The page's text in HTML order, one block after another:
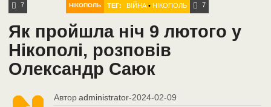
7 НІКОПОЛЬ ТЕГ: ВІЙНА •НІКОПОЛЬ 7
Як пройшла ніч 9 лютого у
Нікополі, розповів
Олександр Саюк
Автор administrator-2024-02-09